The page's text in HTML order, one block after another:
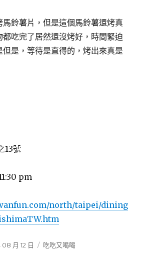
馬鈴薯片，但是這個馬鈴薯還烤真
吃完了居然還沒烤好，時間緊迫
是，等待是直得的，烤出來真是
13號
pm
north/taipei/dining
月 12 日
分
吃吃又喝喝